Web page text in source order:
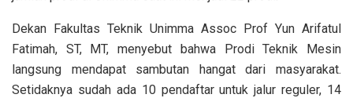
Dekan Fakultas Teknik Unimma Assoc Prof Yun Arifatul
Fatimah, ST, MT, menyebut bahwa Prodi Teknik Mesin
langsung mendapat sambutan hangat dari masyarakat.
Setidaknya sudah ada 10 pendaftar untuk jalur reguler, 14